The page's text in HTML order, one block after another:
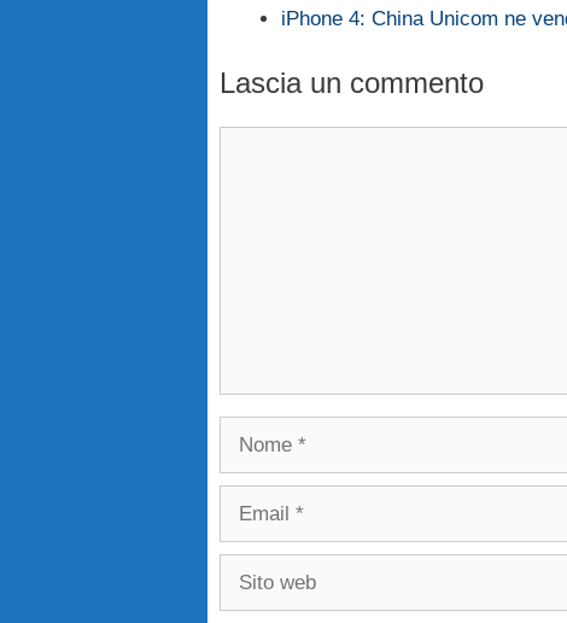
iPhone 4: China Unicom ne
Lascia un commento
Nome
Email
Sito